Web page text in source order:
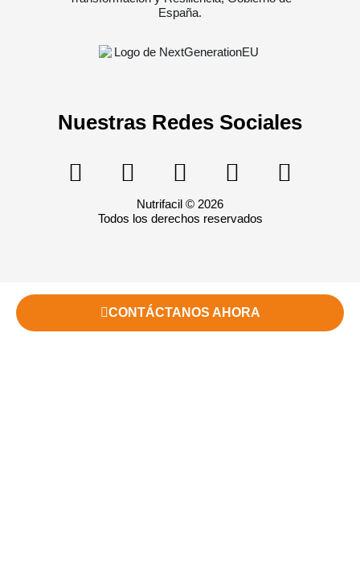
Nuestras Redes Sociales
Nutrifacil © 2026
Todos los derechos reservados
CONTÁCTANOS AHORA